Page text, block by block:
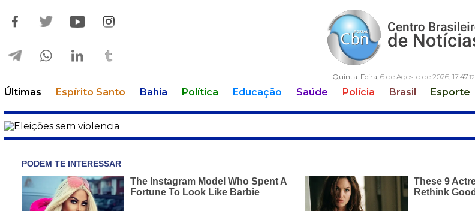
Quinta-Feira, 6 de Agosto de 2026, 17:47:13
Últimas Espírito Santo Bahia Política Educação Saúde Polícia Brasil Esporte